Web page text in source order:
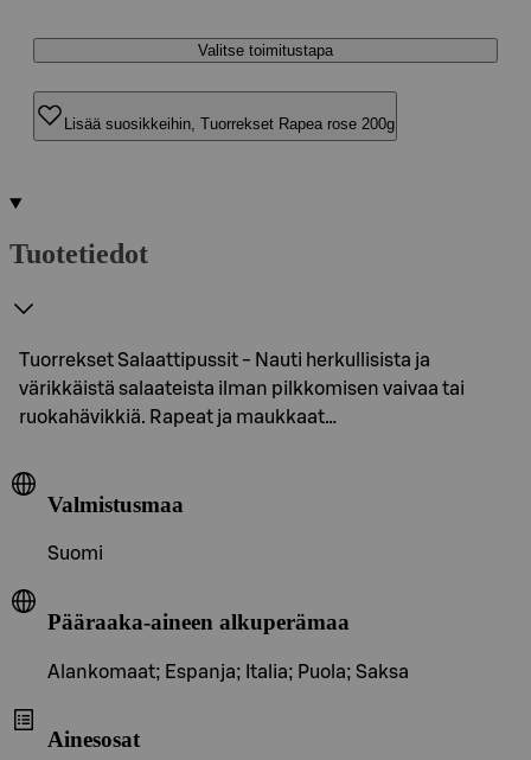
Valitse toimitustapa
Lisää suosikkeihin, Tuorrekset Rapea rose 200g
Tuotetiedot
Tuorrekset Salaattipussit - Nauti herkullisista ja
värikkäistä salaateista ilman pilkkomisen vaivaa tai
ruokahävikkiä. Rapeat ja maukkaat…
Valmistusmaa
Suomi
Pääraaka-aineen alkuperämaa
Alankomaat; Espanja; Italia; Puola; Saksa
Ainesosat